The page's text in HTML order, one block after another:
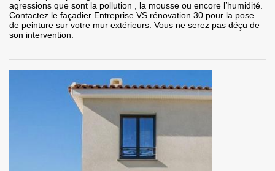
agressions que sont la pollution , la mousse ou encore l’humidité.
Contactez le façadier Entreprise VS rénovation 30 pour la pose
de peinture sur votre mur extérieurs. Vous ne serez pas déçu de
son intervention.